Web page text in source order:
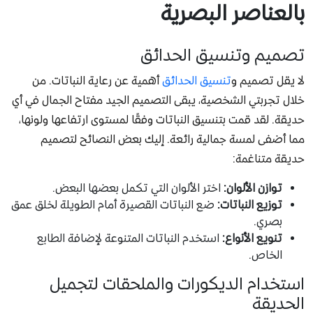
بالعناصر البصرية
تصميم وتنسيق الحدائق
لا يقل تصميم وتنسيق الحدائقأهمية عن رعاية النباتات. من
خلال تجربتي الشخصية، يبقى التصميم الجيد مفتاح الجمال في أي
حديقة. لقد قمت بتنسيق النباتات وفقًا لمستوى ارتفاعها ولونها،
مما أضفى لمسة جمالية رائعة. إليك بعض النصائح لتصميم
حديقة متناغمة:
توازن الألوان: اختر الألوان التي تكمل بعضها البعض.
توزيع النباتات: ضع النباتات القصيرة أمام الطويلة لخلق عمق
بصري.
تنويع الأنواع: استخدم النباتات المتنوعة لإضافة الطابع
الخاص.
استخدام الديكورات والملحقات لتجميل
الحديقة